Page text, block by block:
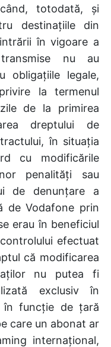
totodată, și
destinațiile din
în vigoare a
nu au
obligațiile legale,
la termenul
de la primirea
dreptului de
în situația
cu modificările
penalități sau
de denunțare a
de Vodafone prin
erau în beneficiul
efectuat
că modificarea
nu putea fi
exclusiv în
în funcție de țară
care un abonat ar
internațional,